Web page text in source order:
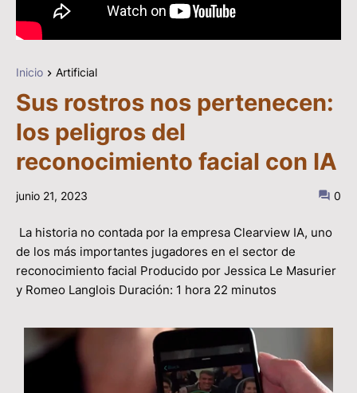
Inicio Artificial
Sus rostros nos pertenecen:
los peligros del
reconocimiento facial con IA
junio 21, 2023 0
La historia no contada por la empresa Clearview IA, uno
de los más importantes jugadores en el sector de
reconocimiento facial Producido por Jessica Le Masurier
y Romeo Langlois Duración: 1 hora 22 minutos